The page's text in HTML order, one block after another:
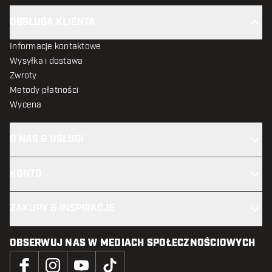
Informacje kontaktowe
Wysyłka i dostawa
Zwroty
Metody płatności
Wycena
OBSERWUJ NAS W MEDIACH SPOŁECZNOŚCIOWYCH